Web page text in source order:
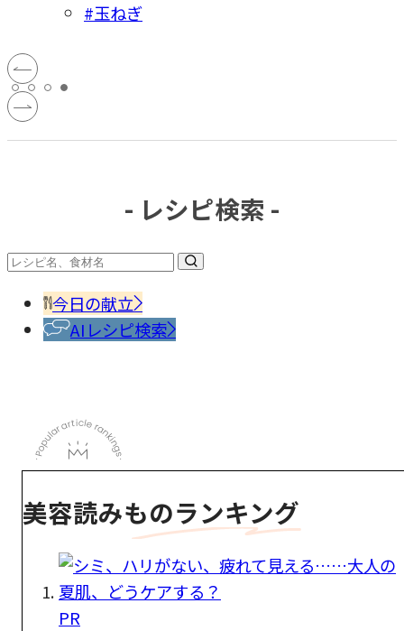
#玉ねぎ
- レシピ検索 -
今日の献立
AIレシピ検索
美容読みものランキング
PR